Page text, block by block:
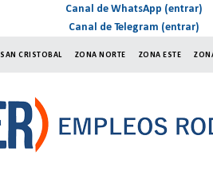
Canal de WhatsApp (entrar)
Canal de Telegram (entrar)
SAN CRISTOBAL ZONA NORTE ZONA ESTE